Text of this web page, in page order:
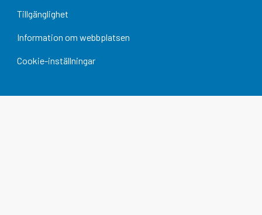
Tillgänglighet
Information om webbplatsen
Cookie-inställningar